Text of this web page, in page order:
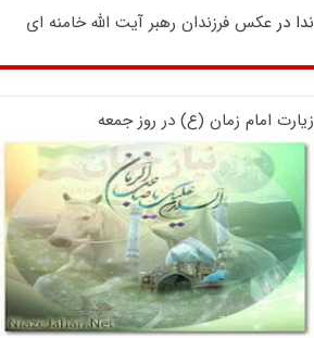
ندا درعکس فرزندان رهبر آیت الله خامنه ای
زیارت امام زمان (ع) در روز جمعه